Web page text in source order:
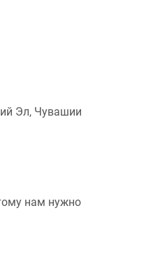
Эл, Чувашии
нам нужно